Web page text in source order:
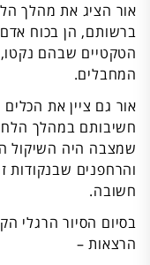
אור הציג את מהלך
ברשותם, הן בכוח
הטקטיים שבהם נקטו,
המחבלים.
אור גם ציין את
חשיבותם במהלך
שמצבה היה השיקול
והרחפנים שבנקודות
חשובה.
בסיום הסיור הרגלי
הרצאות –